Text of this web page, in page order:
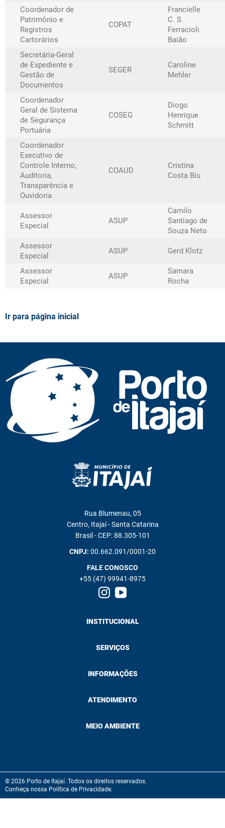
Coordenador de
Patrimônio e
Registros
Cartorários
COPAT
Francielle
C. S.
Ferracioli
Baião
Secretária-Geral
de Expediente e
Gestão de
Documentos
SEGER
Caroline
Mehler
Coordenador
Geral de Sistema
de Segurança
Portuária
COSEG
Diogo
Henrique
Schmitt
Coordenador
Executivo de
Controle Interno,
Auditoria,
Transparência e
Ouvidoria
COAUD
Cristina
Costa Biu
Assessor
Especial
ASUP
Camilo
Santiago de
Souza Neto
Assessor
Especial
ASUP Gerd Klotz
Assessor
Especial
ASUP
Samara
Rocha
Ir para página inicial
Rua Blumenau, 05
Centro, Itajaí - Santa Catarina
Brasil - CEP: 88.305-101
CNPJ: 00.662.091/0001-20
FALE CONOSCO
+55 (47) 99941-8975
INSTITUCIONAL
SERVIÇOS
INFORMAÇÕES
ATENDIMENTO
MEIO AMBIENTE
© 2026 Porto de Itajaí. Todos os direitos reservados.
Conheça nossa Política de Privacidade.